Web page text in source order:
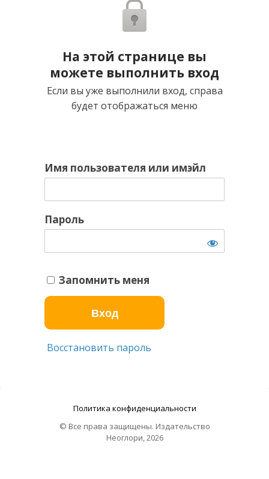
На этой странице вы
можете выполнить вход
Если вы уже выполнили вход, справа
будет отображаться меню
Имя пользователя или имэйл
Пароль
Запомнить меня
Восстановить пароль
Политика конфиденциальности
© Все права защищены. Издательство
Неоглори, 2026